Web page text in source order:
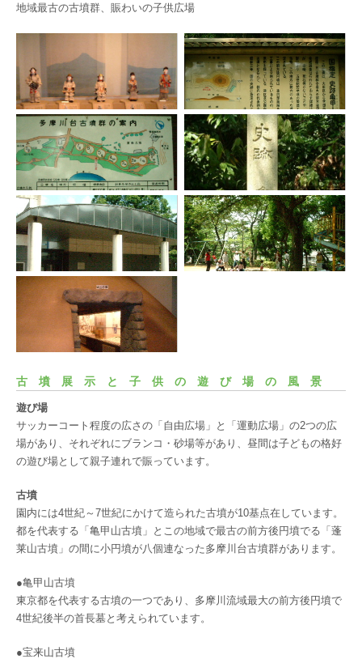
地域最古の古墳群、賑わいの子供広場
古墳展示と子供の遊び場の風景
遊び場
サッカーコート程度の広さの「自由広場」と「運動広場」の2つの広
場があり、それぞれにブランコ・砂場等があり、昼間は子どもの格好
の遊び場として親子連れで賑っています。
古墳
園内には4世紀～7世紀にかけて造られた古墳が10基点在しています。
都を代表する「亀甲山古墳」とこの地域で最古の前方後円墳でる「蓬
莱山古墳」の間に小円墳が八個連なった多摩川台古墳群があります。
●亀甲山古墳
東京都を代表する古墳の一つであり、多摩川流域最大の前方後円墳で
4世紀後半の首長墓と考えられています。
●宝来山古墳